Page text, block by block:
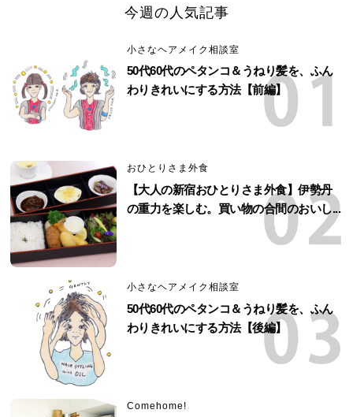
今週の人気記事
小さなヘアメイク相談室
50代60代のペタンコ＆うねり髪を、ふん
わりきれいにする方法【前編】
おひとりさま外食
【大人の新宿おひとりさま外食】伊勢丹
の重力を楽しむ。買い物の合間のおいし...
小さなヘアメイク相談室
50代60代のペタンコ＆うねり髪を、ふん
わりきれいにする方法【後編】
Comehome!